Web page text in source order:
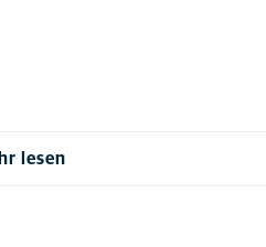
lesen